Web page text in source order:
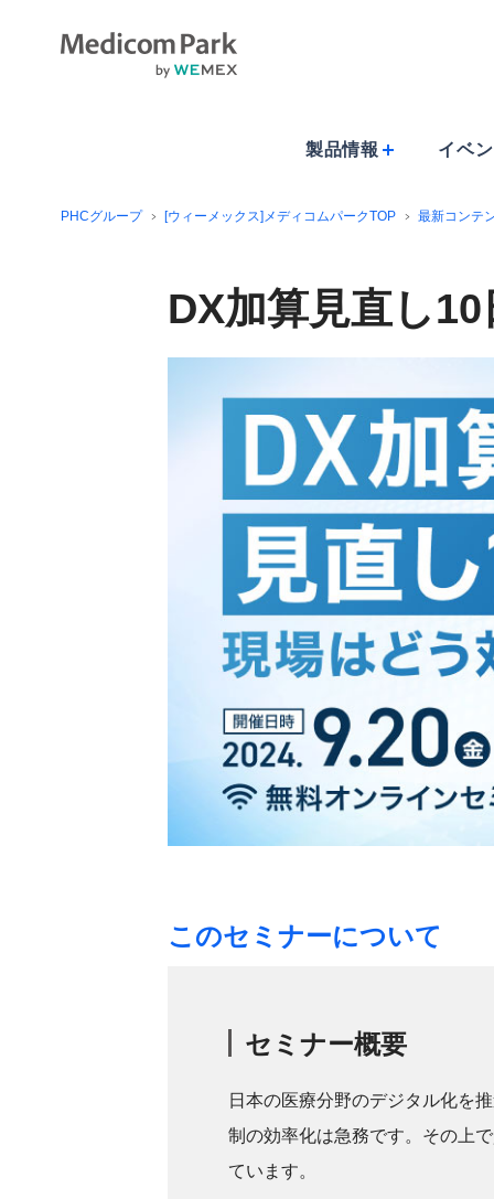
製品情報 イベ
PHCグループ [ウィーメックス]メディコムパークTOP 最新コンテ
DX加算見直し
このセミナーについて
セミナー概要
日本の医療分野のデジタル化を
制の効率化は急務です。その上
ています。